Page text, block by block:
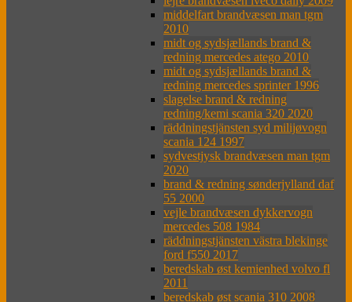
middelfart brandvæsen man tgm
2010
midt og sydsjællands brand &
redning mercedes atego 2010
midt og sydsjællands brand &
redning mercedes sprinter 1996
slagelse brand & redning
redning/kemi scania 320 2020
räddningstjänsten syd milijøvogn
scania 124 1997
sydvestjysk brandvæsen man tgm
2020
brand & redning sønderjylland daf
55 2000
vejle brandvæsen dykkervogn
mercedes 508 1984
räddningstjänsten västra blekinge
ford f550 2017
beredskab øst kemienhed volvo fl
2011
beredskab øst scania 310 2008